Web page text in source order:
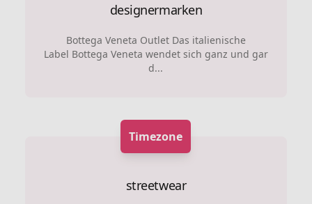
designermarken
Bottega Veneta Outlet Das italienische
Label Bottega Veneta wendet sich ganz und gar
d...
Timezone
streetwear